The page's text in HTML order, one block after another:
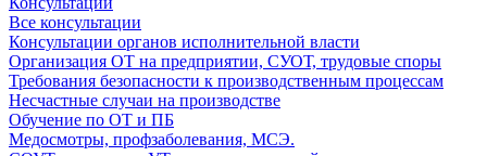
Все консультации
Консультации органов исполнительной власти
Организация ОТ на предприятии, СУОТ, трудовые споры
Требования безопасности к производственным процессам
Несчастные случаи на производстве
Обучение по ОТ и ПБ
Медосмотры, профзаболевания, МСЭ.